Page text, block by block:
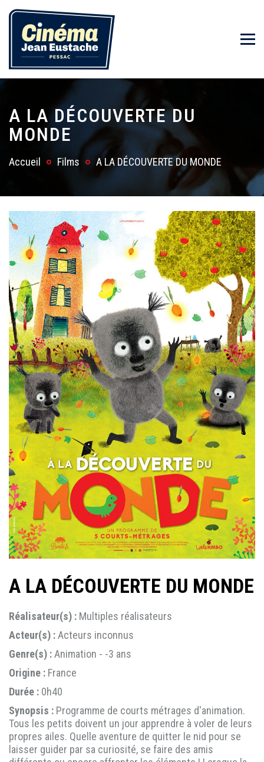
A LA DÉCOUVERTE DU
MONDE
Accueil Films A LA DÉCOUVERTE DU MONDE
A LA DÉCOUVERTE DU MONDE
Réalisateur(s) : Multiples réalisateurs
Acteur(s) :Acteurs inconnus
Genre(s) :Animation - -3 ans
Origine : France
Durée : 0h40
Synopsis : Programme de courts métrages d'animation.
Tous les petits doivent un jour apprendre à voler de leurs
propres ailes. Quelle aventure de quitter le nid pour se
laisser guider par sa curiosité, se faire des amis